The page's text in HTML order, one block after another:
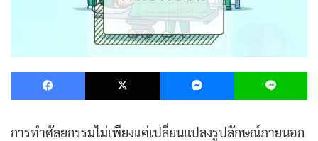
Facebook X Messenger
การทำศัลยกรรมไม่เพียงแค่เปลี่ยนแปลงรูปลักษณ์ภายนอก